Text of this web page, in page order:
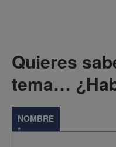
Quieres
tema…
NOMBRE
*